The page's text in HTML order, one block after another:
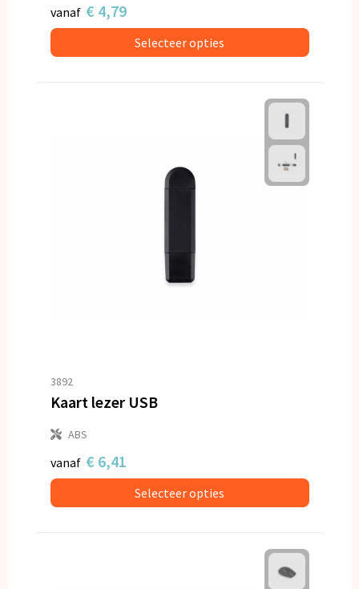
vanaf € 4,79
Selecteer opties
3892
Kaart lezer USB
ABS
vanaf € 6,41
Selecteer opties